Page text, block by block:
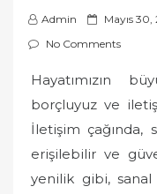
Admin
P
o
t
e
d
Mayıs
No Comments
Hayatımızın
borçluyuz ve
İletişim çağında,
erişilebilir ve
yenilik gibi, sanal